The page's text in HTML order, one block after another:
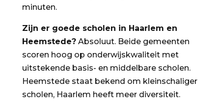
minuten.
Zijn er goede scholen in Haarlem en
Heemstede?Absoluut. Beide gemeenten
scoren hoog op onderwijskwaliteit met
uitstekende basis- en middelbare scholen.
Heemstede staat bekend om kleinschaliger
scholen, Haarlem heeft meer diversiteit.